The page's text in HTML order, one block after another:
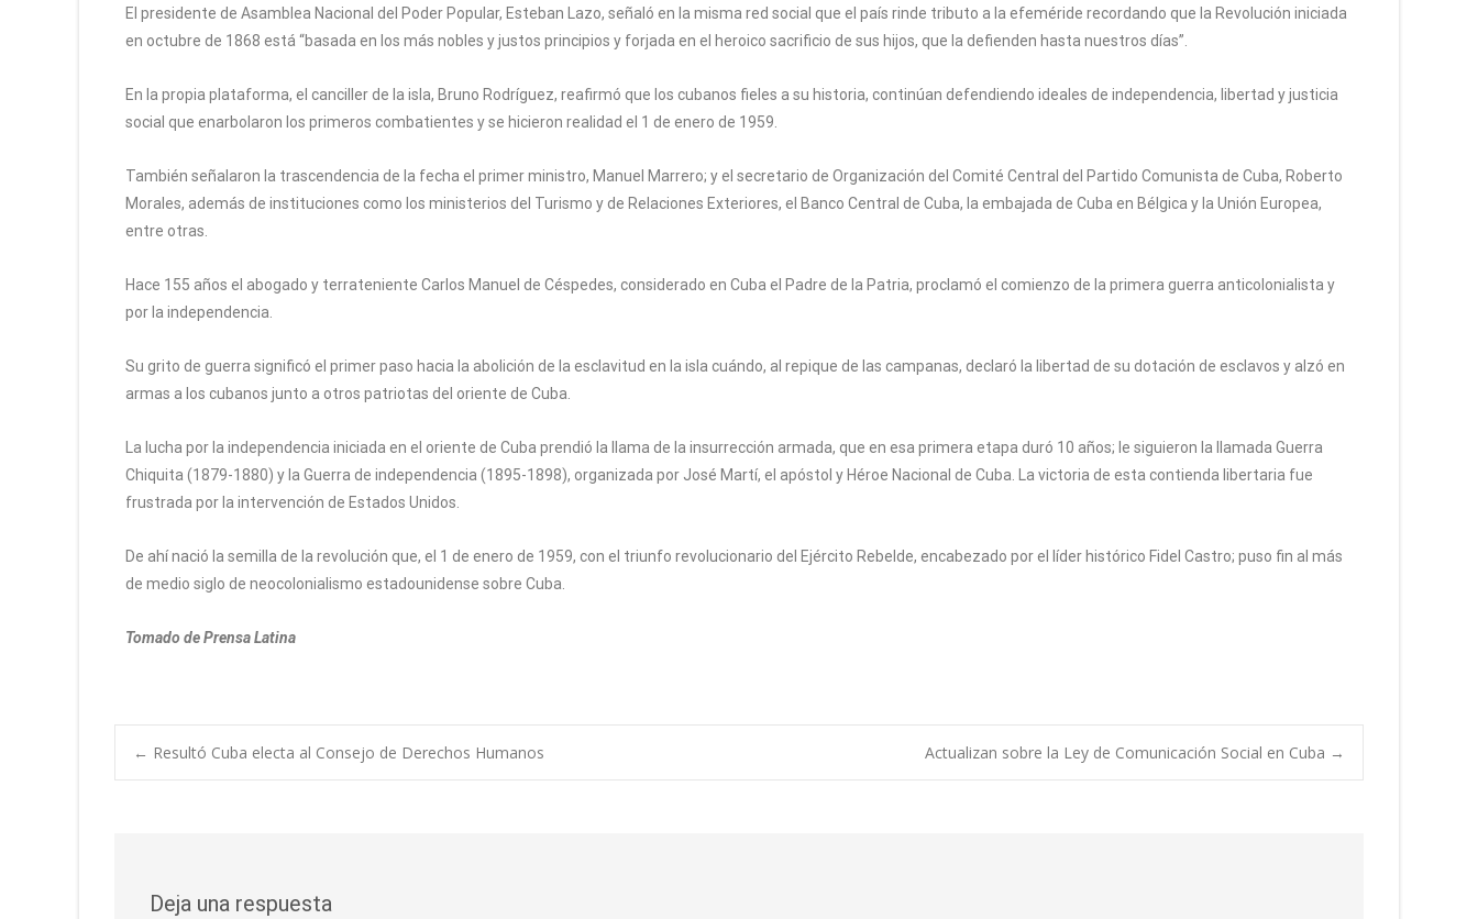
El presidente de Asamblea Nacional del Poder Popular, Esteban Lazo, señaló en la misma red social que el país rinde tributo a la efeméride recordando que la Revolución iniciada
en octubre de 1868 está “basada en los más nobles y justos principios y forjada en el heroico sacrificio de sus hijos, que la defienden hasta nuestros días”.
En la propia plataforma, el canciller de la isla, Bruno Rodríguez, reafirmó que los cubanos fieles a su historia, continúan defendiendo ideales de independencia, libertad y justicia
social que enarbolaron los primeros combatientes y se hicieron realidad el 1 de enero de 1959.
También señalaron la trascendencia de la fecha el primer ministro, Manuel Marrero; y el secretario de Organización del Comité Central del Partido Comunista de Cuba, Roberto
Morales, además de instituciones como los ministerios del Turismo y de Relaciones Exteriores, el Banco Central de Cuba, la embajada de Cuba en Bélgica y la Unión Europea,
entre otras.
Hace 155 años el abogado y terrateniente Carlos Manuel de Céspedes, considerado en Cuba el Padre de la Patria, proclamó el comienzo de la primera guerra anticolonialista y
por la independencia.
Su grito de guerra significó el primer paso hacia la abolición de la esclavitud en la isla cuándo, al repique de las campanas, declaró la libertad de su dotación de esclavos y alzó en
armas a los cubanos junto a otros patriotas del oriente de Cuba.
La lucha por la independencia iniciada en el oriente de Cuba prendió la llama de la insurrección armada, que en esa primera etapa duró 10 años; le siguieron la llamada Guerra
Chiquita (1879-1880) y la Guerra de independencia (1895-1898), organizada por José Martí, el apóstol y Héroe Nacional de Cuba. La victoria de esta contienda libertaria fue
frustrada por la intervención de Estados Unidos.
De ahí nació la semilla de la revolución que, el 1 de enero de 1959, con el triunfo revolucionario del Ejército Rebelde, encabezado por el líder histórico Fidel Castro; puso fin al más
de medio siglo de neocolonialismo estadounidense sobre Cuba.
Tomado de Prensa Latina
← Resultó Cuba electa al Consejo de Derechos Humanos Actualizan sobre la Ley de Comunicación Social en Cuba →
Deja una respuesta